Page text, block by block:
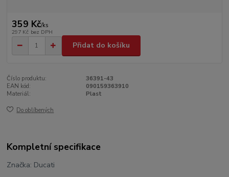
359 Kč/ks
297 Kč bez DPH
Přidat do košíku
Číslo produktu:
36391-43
EAN kód:
090159363910
Materiál:
Plast
Do oblíbených
Kompletní specifikace
Značka: Ducati